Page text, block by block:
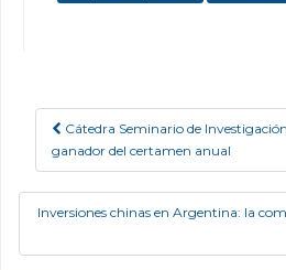
Post navigation
Cátedra Seminario de
ganador del certamen anual
Inversiones chinas en Argentina: la